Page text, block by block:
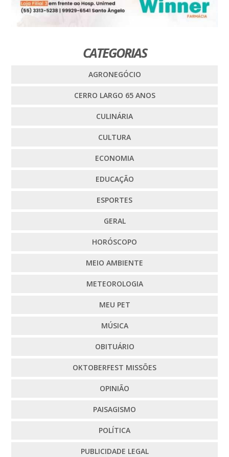
CATEGORIAS
AGRONEGÓCIO
CERRO LARGO 65 ANOS
CULINÁRIA
CULTURA
ECONOMIA
EDUCAÇÃO
ESPORTES
GERAL
HORÓSCOPO
MEIO AMBIENTE
METEOROLOGIA
MEU PET
MÚSICA
OBITUÁRIO
OKTOBERFEST MISSÕES
OPINIÃO
PAISAGISMO
POLÍTICA
PUBLICIDADE LEGAL